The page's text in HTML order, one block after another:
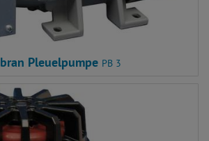
Pleuelpumpe PB 3